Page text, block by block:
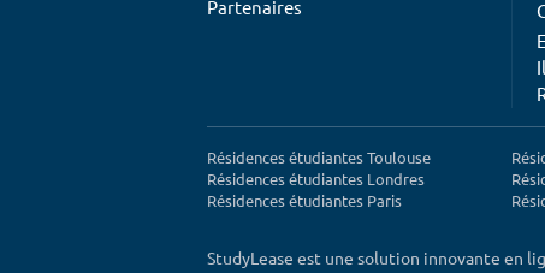
Partenaires
Résidences étudiantes Toulouse
Résidences étudiantes Londres
Résidences étudiantes Paris
StudyLease est une solution innovante en